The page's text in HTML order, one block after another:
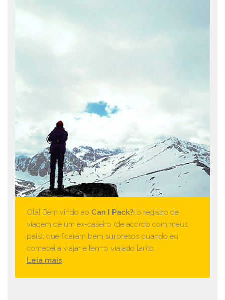
Olá! Bem vindo ao Can I Pack?! o registro de
viagem de um ex-caseiro (de acordo com meus
pais), que ficaram bem surpresos quando eu
comecei a viajar e tenho viajado tanto.
Leia mais.